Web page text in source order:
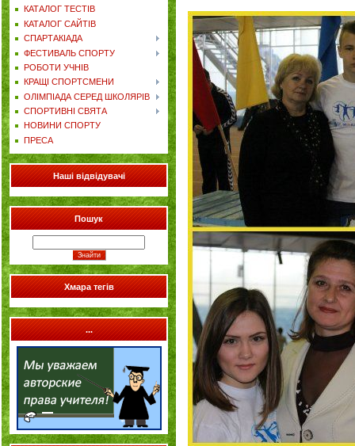
КАТАЛОГ ТЕСТІВ
КАТАЛОГ САЙТІВ
СПАРТАКІАДА
ФЕСТИВАЛЬ СПОРТУ
РОБОТИ УЧНІВ
КРАЩІ СПОРТСМЕНИ
ОЛІМПІАДА СЕРЕД ШКОЛЯРІВ
СПОРТИВНІ СВЯТА
НОВИНИ СПОРТУ
ПРЕСА
Наші відвідувачі
Пошук
Хмара тегів
...